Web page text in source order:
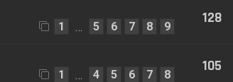
1 5 6 7 8 9 128
1 4 5 6 7 8 105